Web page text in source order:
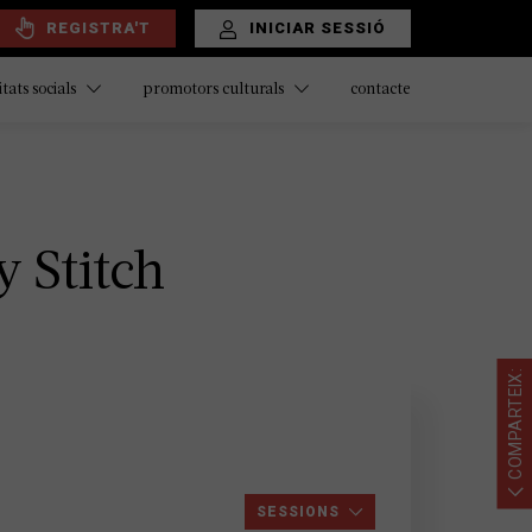
REGISTRA'T INICIAR SESSIÓ
socials promotors culturals contacte
Stitch
SESSIONS
COMPARTEIX: